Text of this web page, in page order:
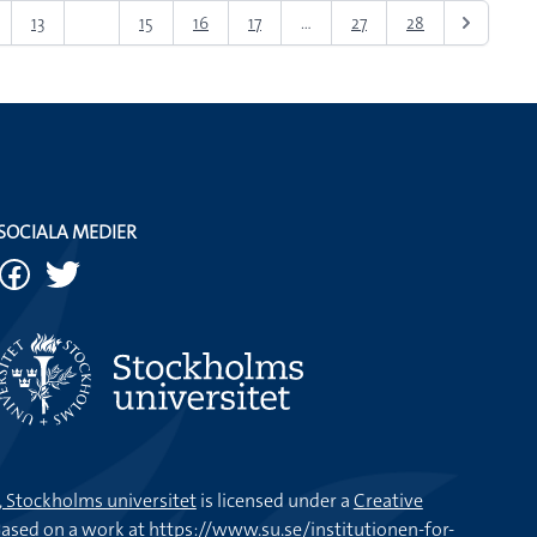
13 15 16 17 ... 27 28
MEDIER
universitetis licensed under aCreative
on a work athttps://www.su.se/institutionen-for-